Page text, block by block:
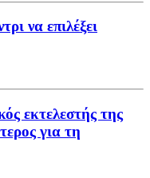
να επιλέξει
εκτελεστής της
για τη